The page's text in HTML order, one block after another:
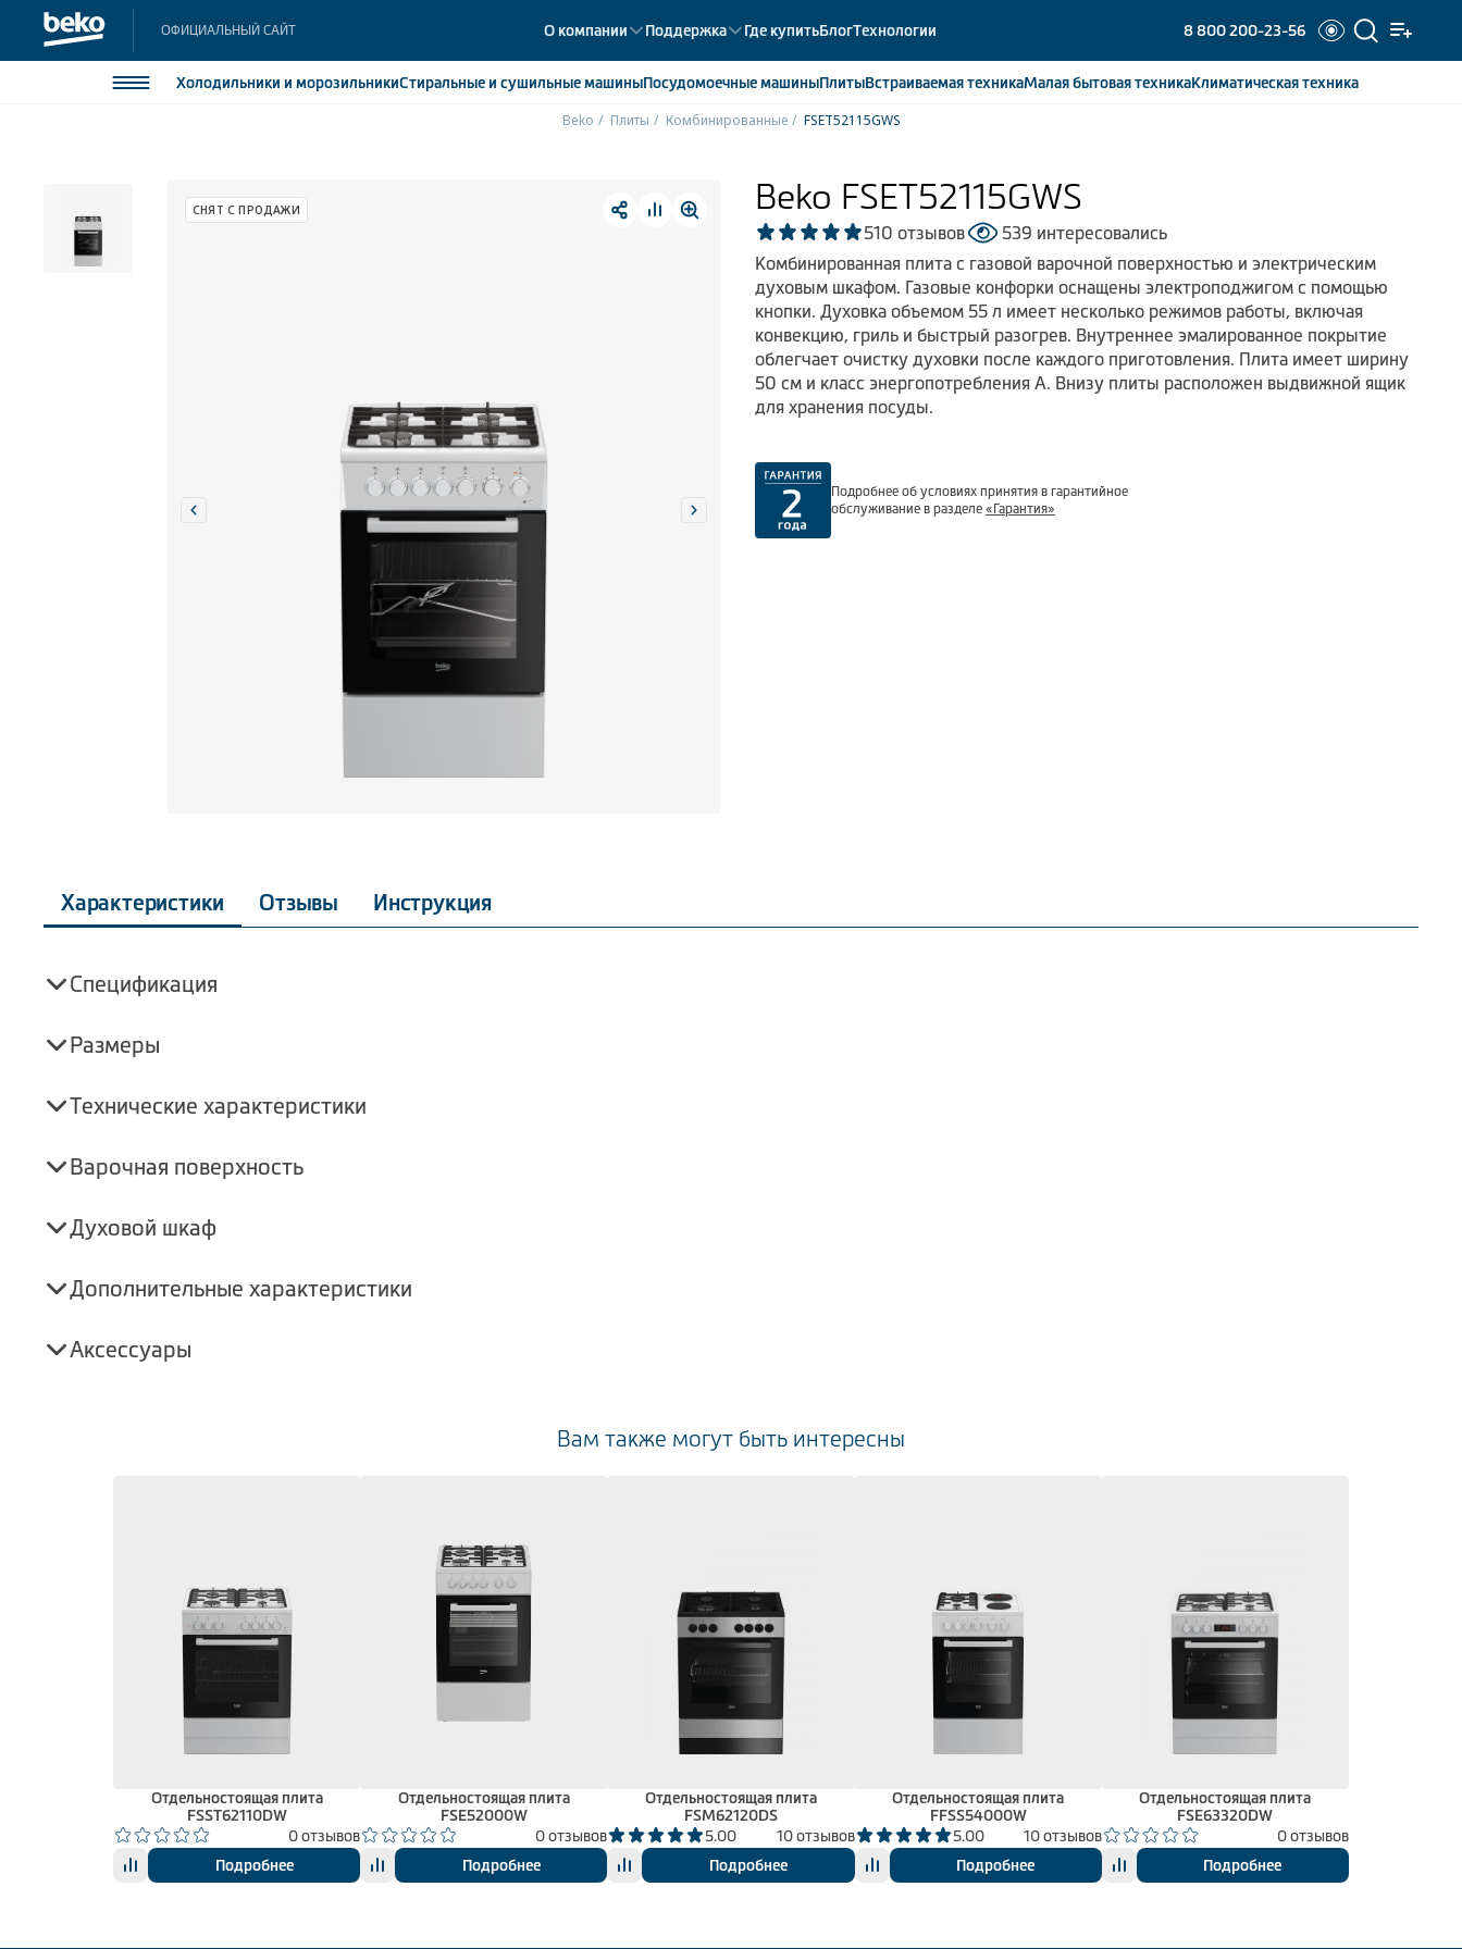
ОФИЦИАЛЬНЫЙ САЙТ О компании Поддержка Где купитьБлогТехнологии 8 800 200-23-56
Холодильники и морозильникиСтиральные и сушильные машиныПосудомоечныемашиныПлитыВстраиваемаятехникаМалая бытоваятехникаКлиматическаятехника
Стиральные и сушильные машины
Посудомоечные машины
Beko Плиты Комбинированные FSET52115GWS
СНЯТ С ПРОДАЖИ Beko FSET52115GWS
510 отзывов
539 интересовались
Комбинированная плита с газовой варочной поверхностью и электрическим
духовым шкафом. Газовые конфорки оснащены электроподжигом с помощью
кнопки. Духовка объемом 55 л имеет несколько режимов работы, включая
конвекцию, гриль и быстрый разогрев. Внутреннее эмалированное покрытие
облегчает очистку духовки после каждого приготовления. Плита имеет ширину
50 см и класс энергопотребления А. Внизу плиты расположен выдвижной ящик
для хранения посуды.
Подробнее об условиях принятия в гарантийное
обслуживание в разделе «Гарантия»
Характеристики Отзывы Инструкция
Спецификация
Размеры
Технические характеристики
Варочная поверхность
Духовой шкаф
Дополнительные характеристики
Аксессуары
Вам также могут быть интересны
Отдельностоящая плита
FSST62110DW
0 отзывов
Подробнее
Отдельностоящая плита
FSE52000W
0 отзывов
Подробнее
Отдельностоящая плита
FSM62120DS
5.00
10 отзывов
Подробнее
Отдельностоящая плита
FFSS54000W
5.00
10 отзывов
Подробнее
Отдельностоящая плита
FSE63320DW
0 отзывов
Подробнее